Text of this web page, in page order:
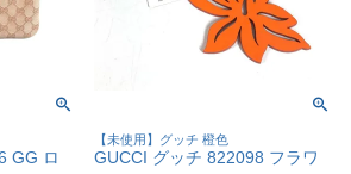
【未使用】グッチ 橙色
GUCCI グッチ 822098 フラワ